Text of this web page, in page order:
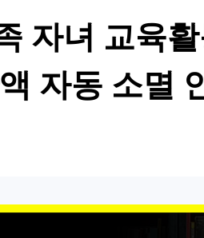
자녀 교육
자동 소멸